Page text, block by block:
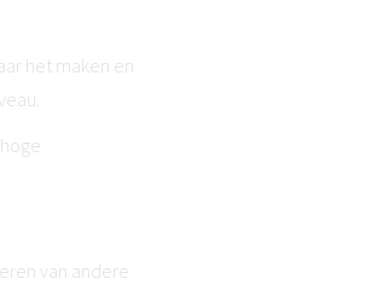
het maken en
van andere